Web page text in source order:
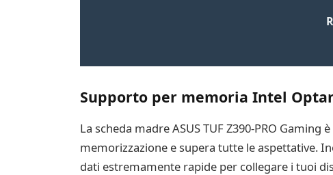
Supporto per memoria Intel
La scheda madre ASUS TUF Z390-PRO
memorizzazione e supera tutte le aspettative.
dati estremamente rapide per collegare i tuoi